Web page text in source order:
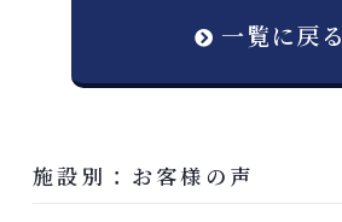
一覧に戻る
施設別：お客様の声